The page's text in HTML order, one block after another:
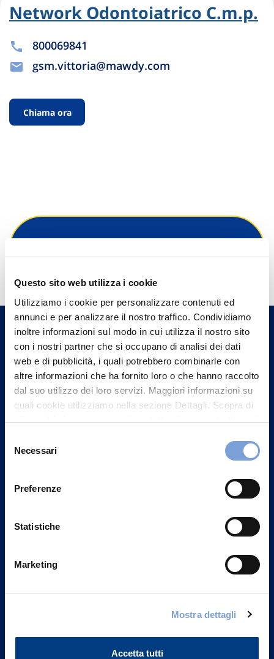
Questo sito web utilizza i cookie
Utilizziamo i cookie per personalizzare contenuti ed
annunci e per analizzare il nostro traffico. Condividiamo
inoltre informazioni sul modo in cui utilizza il nostro sito
con i nostri partner che si occupano di analisi dei dati
web e di pubblicità, i quali potrebbero combinarle con
altre informazioni che ha fornito loro o che hanno raccolto
dal suo utilizzo dei loro servizi. Maggiori informazioni su
quali cookie utilizziamo nella sezione Dettagli. Scopra di
più su chi siamo, come può contattarci e come trattiamo i
può trovare nel footer del sito nella sezione "Informativa
delNecessari
Preferenze
Statistiche
Marketing
Mostra dettagli
Accetta tutti
Network Odontoiatrico C.m.p.
800069841
gsm.vittoria@mawdy.com
Chiama ora
Hai bisogno di
informazioni?
Trova l'Agenzia più vicina a te e parla con
un nostro Agente.
Contattaci
20149 Milano
Governance